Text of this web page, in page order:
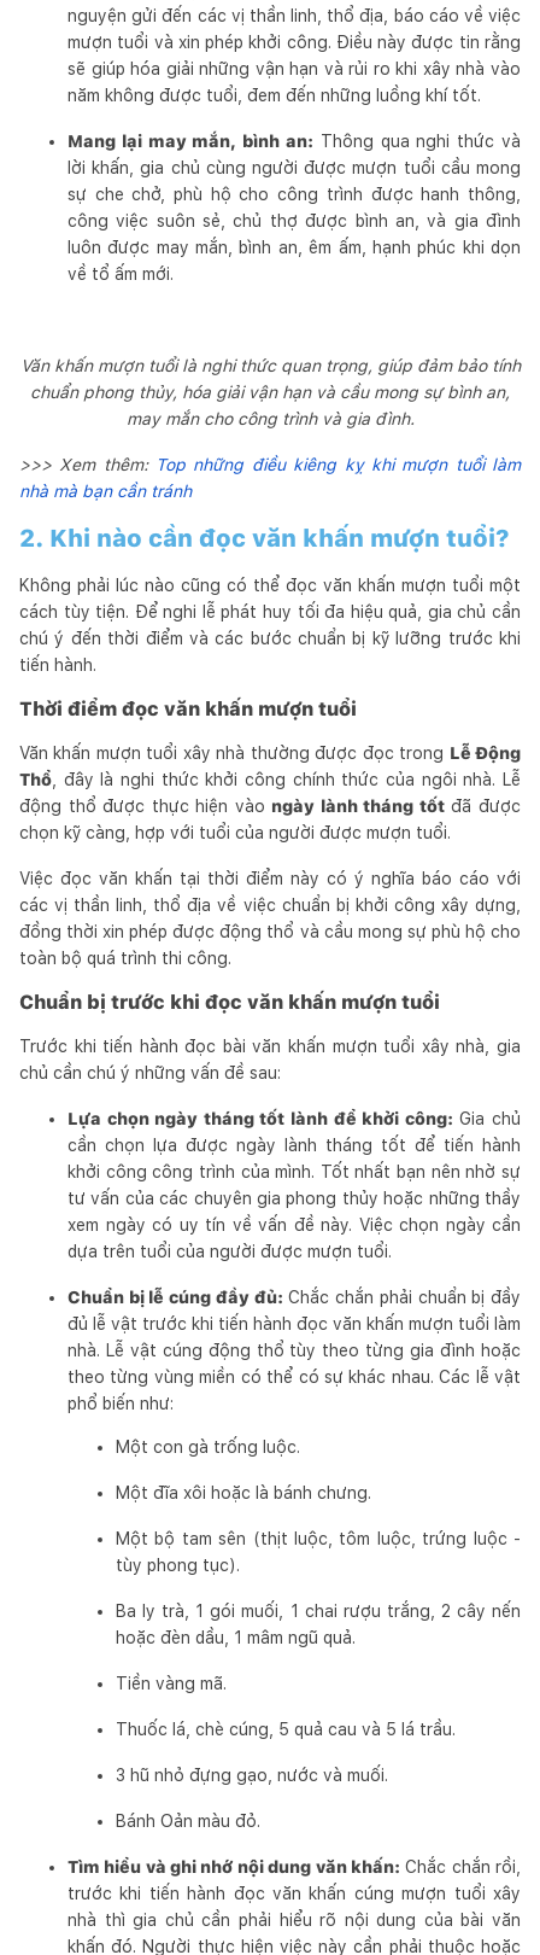
nguyện gửi đến các vị thần linh, thổ địa, báo cáo về việc
mượn tuổi và xin phép khởi công. Điều này được tin rằng
sẽ giúp hóa giải những vận hạn và rủi ro khi xây nhà vào
năm không được tuổi, đem đến những luồng khí tốt.
Mang lại may mắn, bình an: Thông qua nghi thức và
lời khấn, gia chủ cùng người được mượn tuổi cầu mong
sự che chở, phù hộ cho công trình được hanh thông,
công việc suôn sẻ, chủ thợ được bình an, và gia đình
luôn được may mắn, bình an, êm ấm, hạnh phúc khi dọn
về tổ ấm mới.
Văn khấn mượn tuổi là nghi thức quan trọng, giúp đảm bảo tính
chuẩn phong thủy, hóa giải vận hạn và cầu mong sự bình an,
may mắn cho công trình và gia đình.
>>> Xem thêm: Top những điều kiêng kỵ khi mượn tuổi làm
nhà mà bạn cần tránh
2. Khi nào cần đọc văn khấn mượn tuổi?
Không phải lúc nào cũng có thể đọc văn khấn mượn tuổi một
cách tùy tiện. Để nghi lễ phát huy tối đa hiệu quả, gia chủ cần
chú ý đến thời điểm và các bước chuẩn bị kỹ lưỡng trước khi
tiến hành.
Thời điểm đọc văn khấn mượn tuổi
Văn khấn mượn tuổi xây nhà thường được đọc trong Lễ Động
Thổ , đây là nghi thức khởi công chính thức của ngôi nhà. Lễ
động thổ được thực hiện vào ngày lành tháng tốtđã được
chọn kỹ càng, hợp với tuổi của người được mượn tuổi.
Việc đọc văn khấn tại thời điểm này có ý nghĩa báo cáo với
các vị thần linh, thổ địa về việc chuẩn bị khởi công xây dựng,
đồng thời xin phép được động thổ và cầu mong sự phù hộ cho
toàn bộ quá trình thi công.
Chuẩn bị trước khi đọc văn khấn mượn tuổi
Trước khi tiến hành đọc bài văn khấn mượn tuổi xây nhà, gia
chủ cần chú ý những vấn đề sau:
Lựa chọn ngày tháng tốt lành để khởi công: Gia chủ
cần chọn lựa được ngày lành tháng tốt để tiến hành
khởi công công trình của mình. Tốt nhất bạn nên nhờ sự
tư vấn của các chuyên gia phong thủy hoặc những thầy
xem ngày có uy tín về vấn đề này. Việc chọn ngày cần
dựa trên tuổi của người được mượn tuổi.
Chuẩn bị lễ cúng đầy đủ: Chắc chắn phải chuẩn bị đầy
đủ lễ vật trước khi tiến hành đọc văn khấn mượn tuổi làm
nhà. Lễ vật cúng động thổ tùy theo từng gia đình hoặc
theo từng vùng miền có thể có sự khác nhau. Các lễ vật
phổ biến như:
Một con gà trống luộc.
Một đĩa xôi hoặc là bánh chưng.
Một bộ tam sên (thịt luộc, tôm luộc, trứng luộc -
tùy phong tục).
Ba ly trà, 1 gói muối, 1 chai rượu trắng, 2 cây nến
hoặc đèn dầu, 1 mâm ngũ quả.
Tiền vàng mã.
Thuốc lá, chè cúng, 5 quả cau và 5 lá trầu.
3 hũ nhỏ đựng gạo, nước và muối.
Bánh Oản màu đỏ.
Tìm hiểu và ghi nhớ nội dung văn khấn: Chắc chắn rồi,
trước khi tiến hành đọc văn khấn cúng mượn tuổi xây
nhà thì gia chủ cần phải hiểu rõ nội dung của bài văn
khấn đó. Người thực hiện việc này cần phải thuộc hoặc